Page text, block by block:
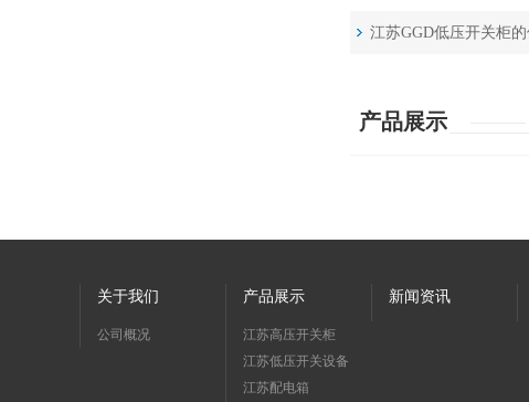
江苏GGD低压开关柜
产品展示
关于我们
公司概况
产品展示
江苏高压开关柜
江苏低压开关设备
江苏配电箱
新闻资讯